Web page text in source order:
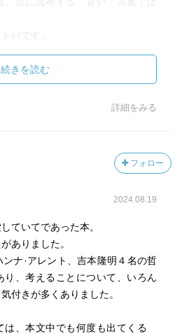
バです』
ーがいる人の言葉
、腑に落ちたり、賛同したりす
後で、
身のものなのか。疑ってみる必要
違う、と言う時、
ハッキリしていて、
続きを読む
詳細をみる
フォロー
2024.08.19
ていてであった本。
ありました。
ナ·アレント、吉本隆明４名の哲
り、考えることについて、いろん
付きが多くありました。
は、本文中でも何度も出てくる